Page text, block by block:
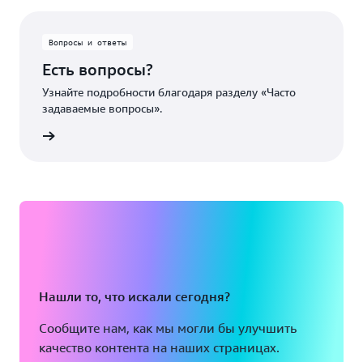
Вопросы и ответы
Есть вопросы?
Узнайте подробности благодаря разделу «Часто
задаваемые вопросы».
Нашли то, что искали сегодня?
Сообщите нам, как мы могли бы улучшить
качество контента на наших страницах.